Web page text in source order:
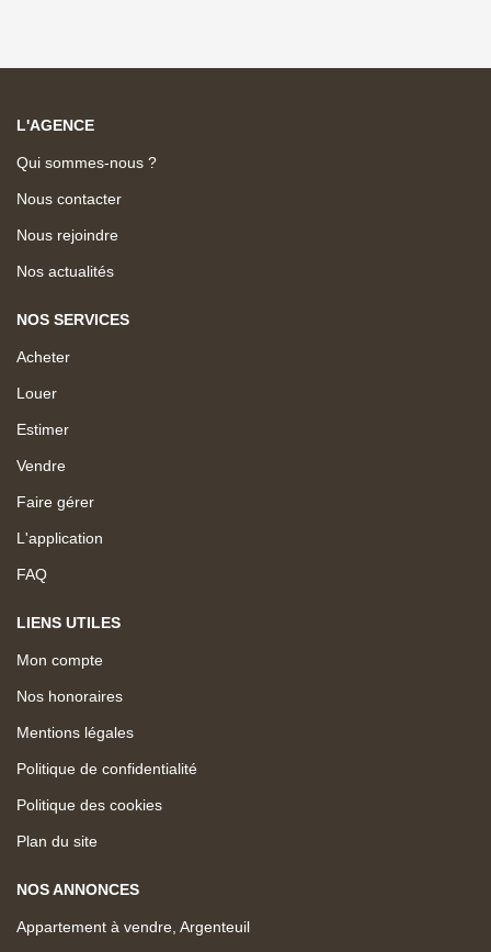
L'AGENCE
Qui sommes-nous ?
Nous contacter
Nous rejoindre
Nos actualités
NOS SERVICES
Acheter
Louer
Estimer
Vendre
Faire gérer
L'application
FAQ
LIENS UTILES
Mon compte
Nos honoraires
Mentions légales
Politique de confidentialité
Politique des cookies
Plan du site
NOS ANNONCES
Appartement à vendre, Argenteuil